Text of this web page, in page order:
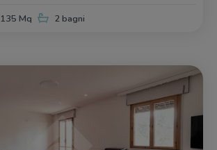
135 Mq 2 bagni